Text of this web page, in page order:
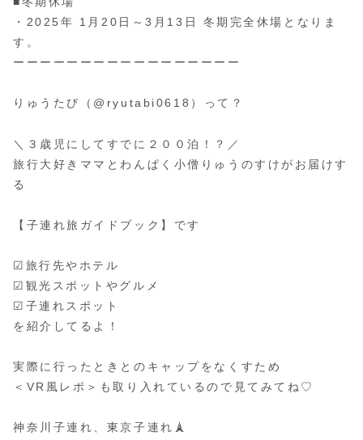
・2025年 1月20日～3月13日 冬期完全休場となりま
す。
ーーーーーーーーーーーーーーーーー
りゅうたび（@ryutabi0618）って？
＼３歳児にしてすでに２００泊！？／
旅行大好きママとわんぱく小僧りゅうのすけがお届けす
る
【子連れ旅ガイドブック】です
☑旅行先やホテル
☑観光スポットやグルメ
☑︎子連れスポット
を紹介してるよ！
実際に行ったときとのキャップをなくすため
＜VR風レポ＞も取り入れているので見てみてね♡
神奈川子連れ、東京子連れ🗼